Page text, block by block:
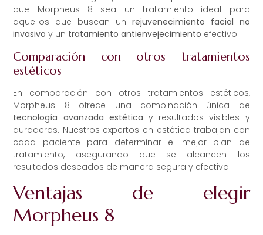
que Morpheus 8 sea un tratamiento ideal para
aquellos que buscan un rejuvenecimiento facial no
invasivo y un tratamiento antienvejecimiento efectivo.
Comparación con otros tratamientos
estéticos
En comparación con otros tratamientos estéticos,
Morpheus 8 ofrece una combinación única de
tecnología avanzada estética y resultados visibles y
duraderos. Nuestros expertos en estética trabajan con
cada paciente para determinar el mejor plan de
tratamiento, asegurando que se alcancen los
resultados deseados de manera segura y efectiva.
Ventajas de elegir
Morpheus 8